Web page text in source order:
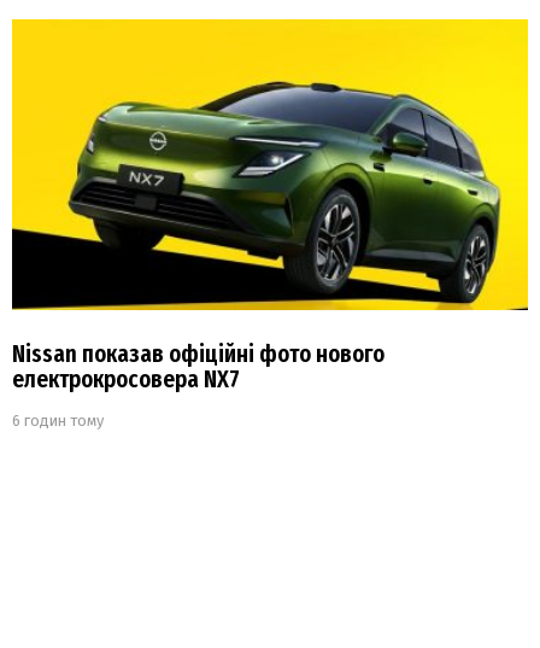
Nissan показав офіційні фото нового
електрокросовера NX7
6 годин тому